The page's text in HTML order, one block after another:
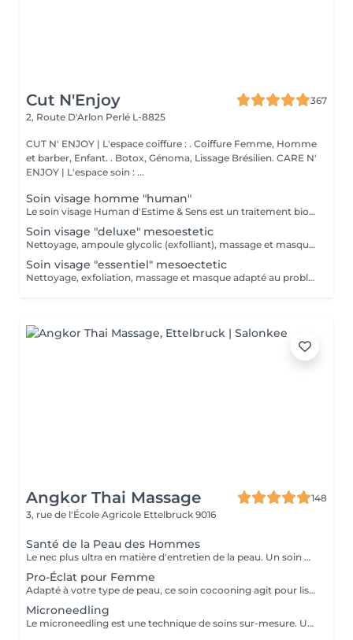
Cut N'Enjoy
367
2, Route D'Arlon Perlé L-8825
CUT N' ENJOY | L'espace coiffure : . Coiffure Femme, Homme
et barber, Enfant. . Botox, Génoma, Lissage Brésilien. CARE N'
ENJOY | L'espace soin : ...
Soin visage homme "human"
Le soin visage Human d'Estime & Sens est un traitement bio global de 1h15 dédié aux hommes. Il débute par un modelage relaxant du dos pour évacuer les tensions. Il se poursuit par un nettoyage profond, un gommage et un massage du visage avec l'huile Human. Ce protocole sur mesure purifie, hydrate intensément et défatigue durablement les traits.
Soin visage "deluxe" mesoestetic
Nettoyage, ampoule glycolic (exfolliant), massage et masque collagène (massage bras lors de la pose du masque) Pour des traits lissés, une peau douce et repulpé.
Soin visage "essentiel" mesoectetic
Nettoyage, exfoliation, massage et masque adapté au problème de peau ( senssible, hydratation, anti-acné)
Angkor Thai Massage
148
3, rue de l'École Agricole Ettelbruck 9016
Santé de la Peau des Hommes
Le nec plus ultra en matière d'entretien de la peau. Un soin du visage sur mesure conçut pour atténuer les ridules et récupérer la peau fatiguée. En plus d'un massage signature du visage, du cou et des épaules, exfolier, nettoyer, restaurer et protéger sont au cur de ce soin du visage pour ces messieurs.
Pro-Éclat pour Femme
Adapté à votre type de peau, ce soin cocooning agit pour lisser et tonifier. il offre un coup de fouet aux peaux fatiguées et laisse votre teint renouvelé et revitalisé.
Microneedling
Le microneedling est une technique de soins sur-mesure. Un traitement non invasif favorisant la synthèse de collagène et d'élastine par les micro-aiguilles qui stimulent la peau. Le microneedling peut être réalisé sur tout type de peau. Votre peau est régénérée, éclatante, lissée et ferme. Pour des résultats durables et significatifs je vous conseille 3 à 5 séances avec un intervalle de 3-4 semaines entre chaque séance. Puis en entretien 1 séance à chaque changement de saison. Le microneedling vient également combattre les taches pigmentaires, repulper le visage et hydrater profondément les lèvres, lutte contre l'acné et assainit la peau. Cette technique de soin est aussi utilisée pour la repousse capillaire et les sourcils.